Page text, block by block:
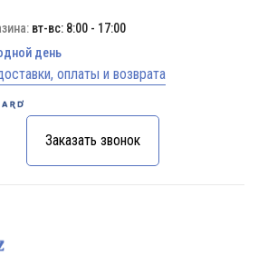
вт-вс: 8:00 - 17:00
день
оплаты и возврата
Заказать звонок